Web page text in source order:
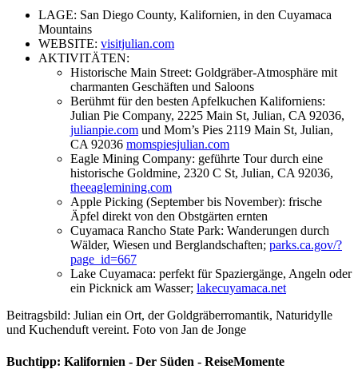
LAGE: San Diego County, Kalifornien, in den Cuyamaca
Mountains
WEBSITE: visitjulian.com
AKTIVITÄTEN:
Historische Main Street: Goldgräber-Atmosphäre mit
charmanten Geschäften und Saloons
Berühmt für den besten Apfelkuchen Kaliforniens:
Julian Pie Company, 2225 Main St, Julian, CA 92036,
julianpie.com und Mom’s Pies 2119 Main St, Julian,
CA 92036 momspiesjulian.com
Eagle Mining Company: geführte Tour durch eine
historische Goldmine, 2320 C St, Julian, CA 92036,
theeaglemining.com
Apple Picking (September bis November): frische
Äpfel direkt von den Obstgärten ernten
Cuyamaca Rancho State Park: Wanderungen durch
Wälder, Wiesen und Berglandschaften; parks.ca.gov/?
page_id=667
Lake Cuyamaca: perfekt für Spaziergänge, Angeln oder
ein Picknick am Wasser; lakecuyamaca.net
Beitragsbild: Julian ein Ort, der Goldgräberromantik, Naturidylle
und Kuchenduft vereint. Foto von Jan de Jonge
Buchtipp: Kalifornien - Der Süden - ReiseMomente